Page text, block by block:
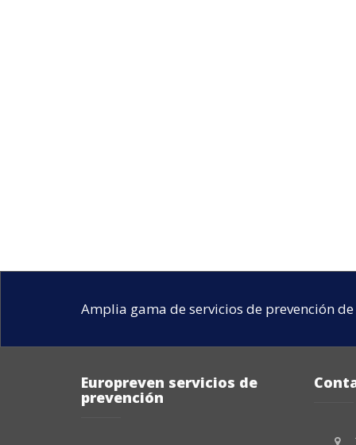
Amplia gama de servicios de prevención
Europreven servicios de
prevención